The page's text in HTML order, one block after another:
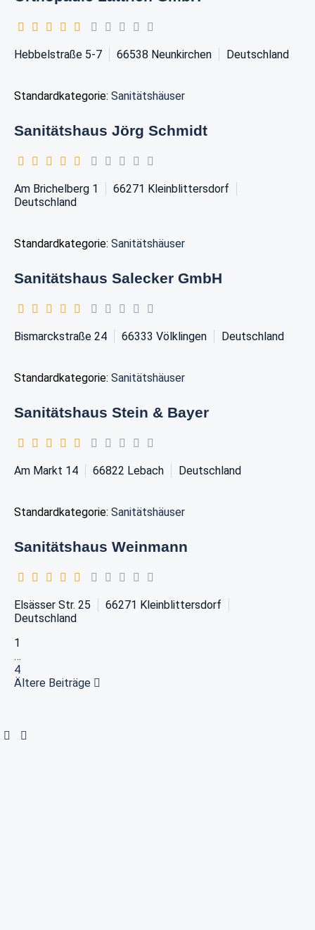
Hebbelstraße 5-7 66538 Neunkirchen Deutschland
Standardkategorie: Sanitätshäuser
Sanitätshaus Jörg Schmidt
Am Brichelberg 1 66271 Kleinblittersdorf
Deutschland
Standardkategorie: Sanitätshäuser
Sanitätshaus Salecker GmbH
Bismarckstraße 24 66333 Völklingen Deutschland
Standardkategorie: Sanitätshäuser
Sanitätshaus Stein & Bayer
Am Markt 14 66822 Lebach Deutschland
Standardkategorie: Sanitätshäuser
Sanitätshaus Weinmann
Elsässer Str. 25 66271 Kleinblittersdorf
Deutschland
1
…
4
Ältere Beiträge